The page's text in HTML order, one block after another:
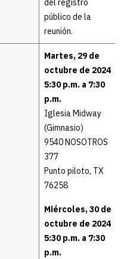
del registro
público de la
reunión.
Martes, 29 de
octubre de 2024
5:30 p.m. a 7:30
p.m.
Iglesia Midway
(Gimnasio)
9540 NOSOTROS
377
Punto piloto, TX
76258
Miércoles, 30 de
octubre de 2024
5:30 p.m. a 7:30
p.m.